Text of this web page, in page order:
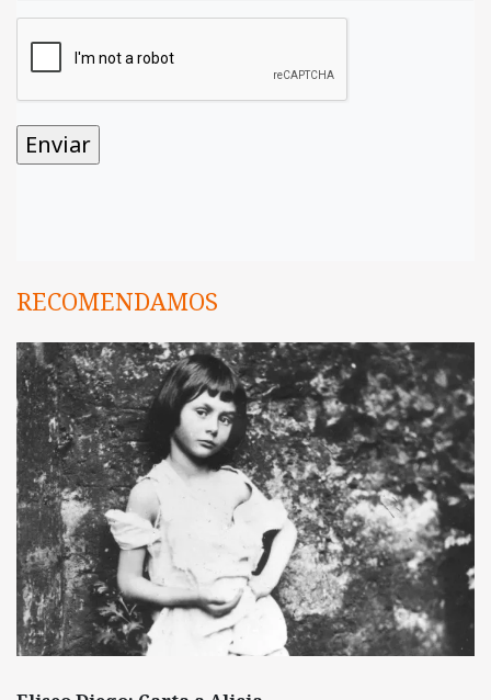
RECOMENDAMOS